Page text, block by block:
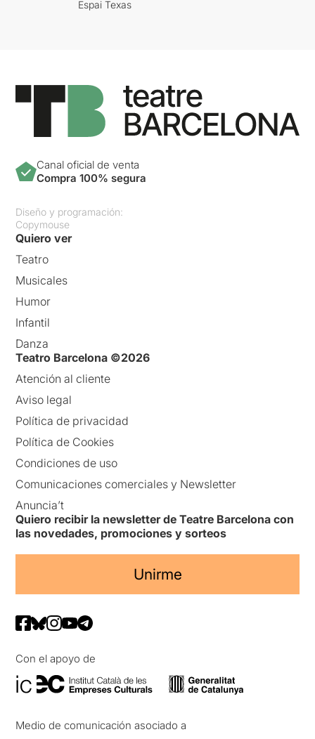
Espai Texas
Canal oficial de venta
Compra 100% segura
Diseño y programación:
Copymouse
Quiero ver
Teatro
Musicales
Humor
Infantil
Danza
Teatro Barcelona ©2026
Atención al cliente
Aviso legal
Política de privacidad
Política de Cookies
Condiciones de uso
Comunicaciones comerciales y Newsletter
Anuncia’t
Quiero recibir la newsletter de Teatre Barcelona con
las novedades, promociones y sorteos
Unirme
Con el apoyo de
Medio de comunicación asociado a